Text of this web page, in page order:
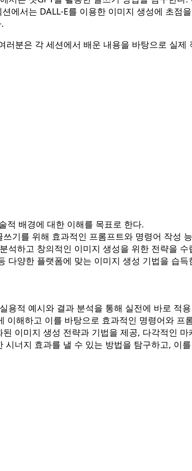
에서는 DALL-E를 이용한 이미지 생성에 초점
분은 각 세션에서 배운 내용을 바탕으로 실제
적 배경에 대한 이해를 목표로 한다.
기를 위해 효과적인 프롬프트와 명령어 작성
석하고 창의적인 이미지 생성을 위한 전략을 수
다양한 플랫폼에 맞는 이미지 생성 기법을 습득
용적 예시와 결과 분석을 통해 실전에 바로 적
이해하고 이를 바탕으로 효과적인 명령어와 프
이미지 생성 전략과 기법을 제공, 다각적인
시너지 효과를 낼 수 있는 방법을 탐구하고, 이